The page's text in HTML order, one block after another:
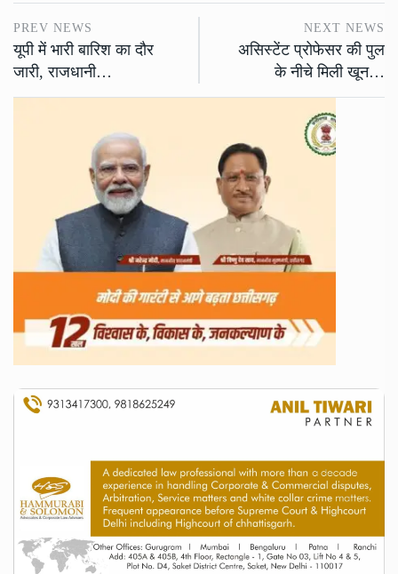
PREV NEWS
यूपी में भारी बारिश का दौर
जारी, राजधानी…
NEXT NEWS
असिस्टेंट प्रोफेसर की पुल
के नीचे मिली खून…